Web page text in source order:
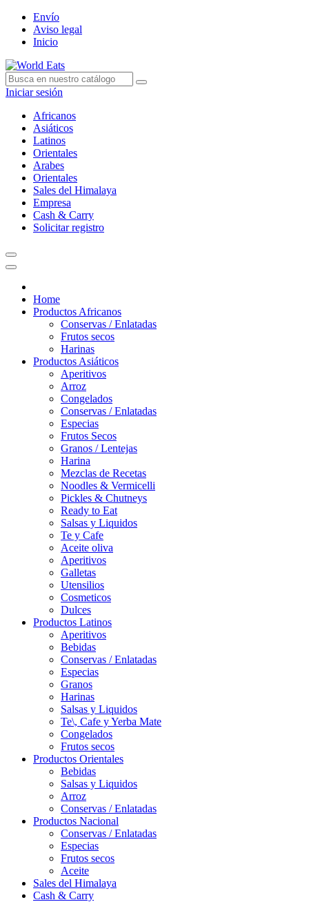
Envío
Aviso legal
Inicio
Iniciar sesión
Africanos
Asiáticos
Latinos
Orientales
Arabes
Orientales
Sales del Himalaya
Empresa
Cash & Carry
Solicitar registro
Home
Productos Africanos
Conservas / Enlatadas
Frutos secos
Harinas
Productos Asiáticos
Aperitivos
Arroz
Congelados
Conservas / Enlatadas
Especias
Frutos Secos
Granos / Lentejas
Harina
Mezclas de Recetas
Noodles & Vermicelli
Pickles & Chutneys
Ready to Eat
Salsas y Liquidos
Te y Cafe
Aceite oliva
Aperitivos
Galletas
Utensilios
Cosmeticos
Dulces
Productos Latinos
Aperitivos
Bebidas
Conservas / Enlatadas
Especias
Granos
Harinas
Salsas y Liquidos
Te\, Cafe y Yerba Mate
Congelados
Frutos secos
Productos Orientales
Bebidas
Salsas y Liquidos
Arroz
Conservas / Enlatadas
Productos Nacional
Conservas / Enlatadas
Especias
Frutos secos
Aceite
Sales del Himalaya
Cash & Carry